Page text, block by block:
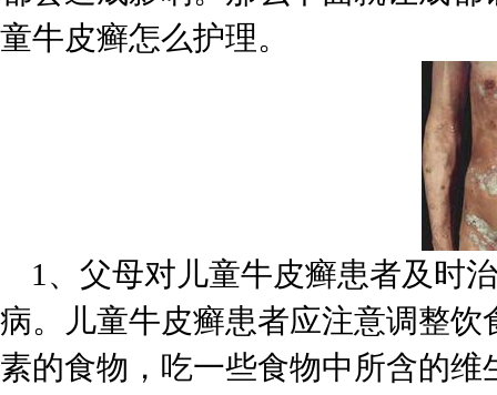
童牛皮癣怎么护理。
1、父母对儿童牛皮癣患者及时
病。儿童牛皮癣患者应注意调整
素的食物，吃一些食物中所含的维